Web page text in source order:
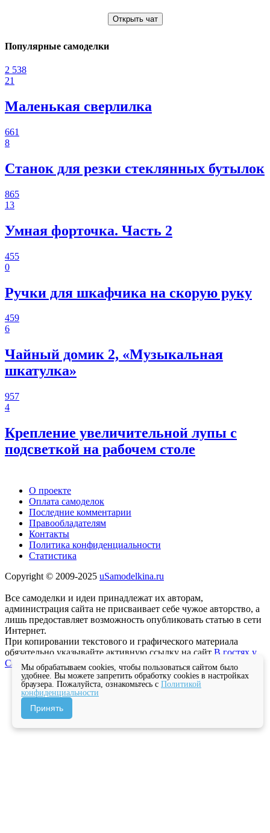
Открыть чат
Популярные самоделки
2 538
21
Маленькая сверлилка
661
8
Станок для резки стеклянных бутылок
865
13
Умная форточка. Часть 2
455
0
Ручки для шкафчика на скорую руку
459
6
Чайный домик 2, «Музыкальная
шкатулка»
957
4
Крепление увеличительной лупы с
подсветкой на рабочем столе
О проекте
Оплата самоделок
Последние комментарии
Правообладателям
Контакты
Политика конфиденциальности
Статистика
Copyright © 2009-2025 uSamodelkina.ru
Все самоделки и идеи принадлежат их авторам,
администрация сайта не присваивает себе чужое авторство, а
лишь предоставляет возможность опубликовать статью в сети
Интернет.
При копировании текстового и графического материала
обязательно указывайте активную ссылку на сайт В гостях у
Самоделкина
Мы обрабатываем cookies, чтобы пользоваться сайтом было
удобнее. Вы можете запретить обработку cookies в настройках
браузера. Пожалуйста, ознакомьтесь с Политикой
конфиденциальности
Принять